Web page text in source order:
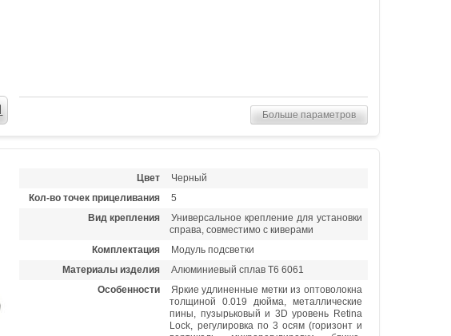
Больше параметров
Цвет
Черный
Кол-во точек прицеливания
5
Вид крепления
Универсальное крепление для установки
справа, совместимо с киверами
Комплектация
Модуль подсветки
Материалы изделия
Алюминиевый сплав Т6 6061
Особенности
Яркие удлиненные метки из оптоволокна
толщиной 0.019 дюйма, металлические
пины, пузырьковый и 3D уровень Retina
Lock, регулировка по 3 осям (горизонт и